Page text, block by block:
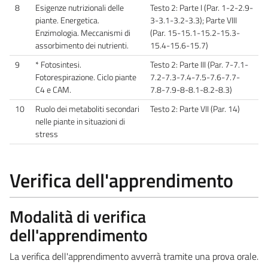
8
Esigenze nutrizionali delle
piante. Energetica.
Enzimologia. Meccanismi di
assorbimento dei nutrienti.
Testo 2: Parte I (Par. 1-2-2.9-
3-3.1-3.2-3.3); Parte VIII
(Par. 15-15.1-15.2-15.3-
15.4-15.6-15.7)
9
* Fotosintesi.
Fotorespirazione. Ciclo piante
C4 e CAM.
Testo 2: Parte III (Par. 7-7.1-
7.2-7.3-7.4-7.5-7.6-7.7-
7.8-7.9-8-8.1-8.2-8.3)
10
Ruolo dei metaboliti secondari
nelle piante in situazioni di
stress
Testo 2: Parte VII (Par. 14)
Verifica dell'apprendimento
Modalità di verifica
dell'apprendimento
La verifica dell'apprendimento avverrà tramite una prova orale.